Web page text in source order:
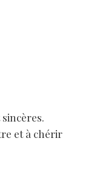
et à chérir